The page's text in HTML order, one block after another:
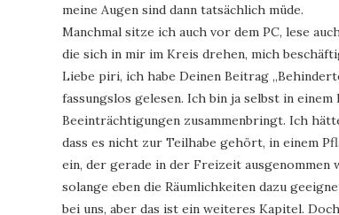
meine Augen sind dann tatsächlich müde.
Manchmal sitze ich auch vor dem PC, lese
die sich in mir im Kreis drehen, mich
Liebe piri, ich habe Deinen Beitrag
fassungslos gelesen. Ich bin ja selbst in
Beeinträchtigungen zusammenbringt. Ich
dass es nicht zur Teilhabe gehört, in einem
ein, der gerade in der Freizeit
solange eben die Räumlichkeiten dazu
bei uns, aber das ist ein weiteres Kapitel.